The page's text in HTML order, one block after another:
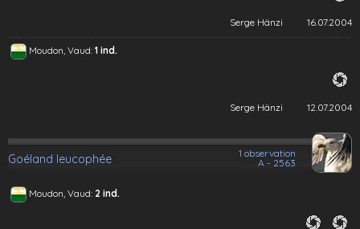
Serge Hänzi 16.07.2004
Moudon, Vaud: 1 ind.
Serge Hänzi 12.07.2004
Goéland leucophée
1 observation
A - 2563
Moudon, Vaud: 2 ind.